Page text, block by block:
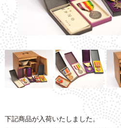
下記商品が入荷いたしました。